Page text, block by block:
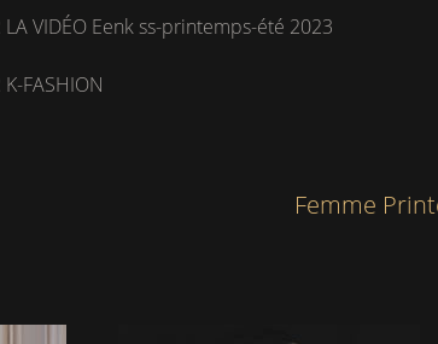
LA VIDÉO Eenk ss-printemps-été 2023
K-FASHION
Femme